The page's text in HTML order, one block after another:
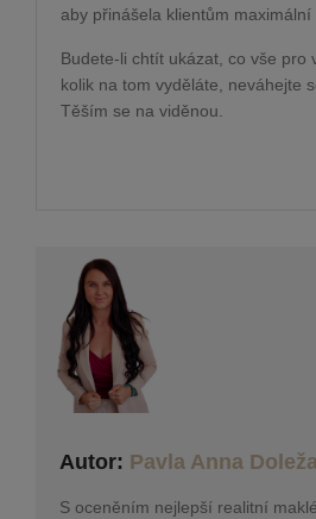
aby přinášela klientům maximální
Budete-li chtít ukázat, co vše pro
kolik na tom vyděláte, neváhejte
Těším se na viděnou.
Autor: Pavla Anna
S oceněním nejlepší realitní